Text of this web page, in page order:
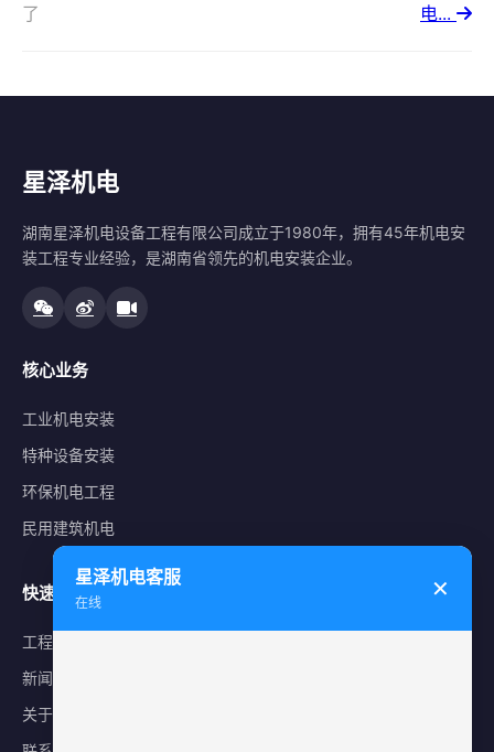
了
电...
星泽机电
湖南星泽机电设备工程有限公司成立于1980年，拥有45年机电安
装工程专业经验，是湖南省领先的机电安装企业。
核心业务
工业机电安装
特种设备安装
环保机电工程
民用建筑机电
快速导航
工程案例
新闻中心
关于星泽
星泽机电客服
在线
✕